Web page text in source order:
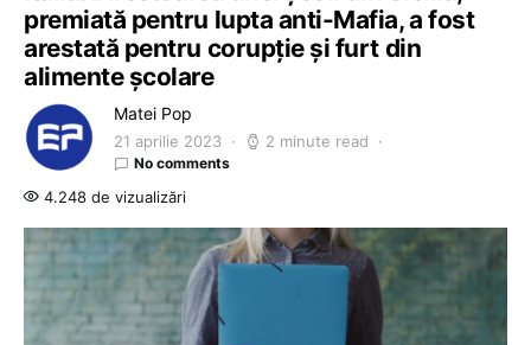
premiată pentru lupta anti-Mafia, a fost
arestată pentru corupție și furt din
alimente școlare
Matei Pop
21 aprilie 2023 2 minute read
No comments
4.248 de vizualizări